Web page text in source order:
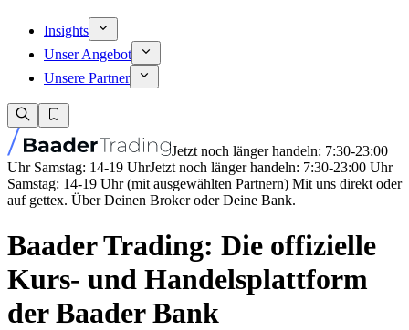
Insights
Unser Angebot
Unsere Partner
Jetzt noch länger handeln: 7:30-23:00
Uhr Samstag: 14-19 UhrJetzt noch länger handeln: 7:30-23:00 Uhr
Samstag: 14-19 Uhr (mit ausgewählten Partnern) Mit uns direkt oder
auf gettex. Über Deinen Broker oder Deine Bank.
Baader Trading: Die offizielle
Kurs- und Handelsplattform
der Baader Bank